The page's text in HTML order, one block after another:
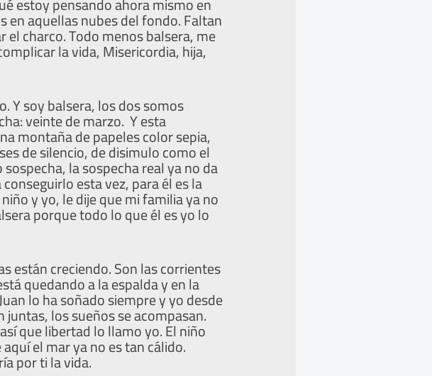
en aquellas nubes del fondo. Faltan
el charco. Todo menos balsera, me
la vida, Misericordia, hija,
Y soy balsera, los dos somos
veinte de marzo. Y esta
montaña de papeles color sepia,
de silencio, de disimulo como el
la sospecha real ya no da
esta vez, para él es la
y yo, le dije que mi familia ya no
porque todo lo que él es yo lo
están creciendo. Son las corrientes
quedando a la espalda y en la
lo ha soñado siempre y yo desde
los sueños se acompasan.
que libertad lo llamo yo. El niño
el mar ya no es tan cálido.
por ti la vida.